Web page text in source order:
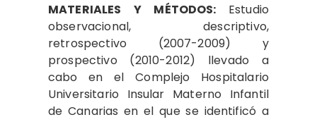
MATERIALES Y MÉTODOS: Estudio
observacional, descriptivo,
retrospectivo (2007-2009) y
prospectivo (2010-2012) llevado a
cabo en el Complejo Hospitalario
Universitario Insular Materno Infantil
de Canarias en el que se identificó a